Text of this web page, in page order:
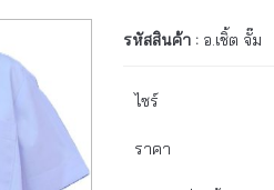
รหัสสินค้า : อ.เชิ้ต จั๊ม
ไซร์
ราคา